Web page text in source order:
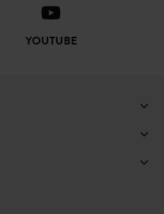
YOUTUBE